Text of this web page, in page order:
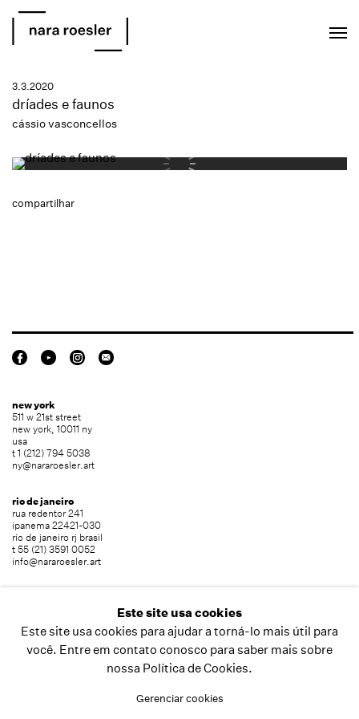
3.3.2020
dríades e faunos
cássio vasconcellos
compartilhar
new york
511 w 21st street
new york, 10011 ny
usa
t 1 (212) 794 5038
ny@nararoesler.art
rio de janeiro
rua redentor 241
ipanema 22421-030
rio de janeiro rj brasil
t 55 (21) 3591 0052
info@nararoesler.art
jardim europa 01449-001
são paulo sp brasil
t 55 (11) 2039 5454
info@nararoesler.art
Este site usa cookies
Este site usa cookies para ajudar a torná-lo mais útil para
você. Entre em contato conosco para saber mais sobre
nossa Política de Cookies.
Gerenciar cookies